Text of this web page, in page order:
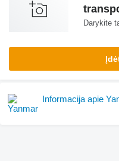
Darykite
Informacija apie